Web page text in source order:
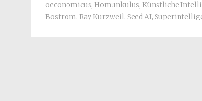
oeconomicus, Homunkulus, Künstliche
Bostrom, Ray Kurzweil, Seed AI,